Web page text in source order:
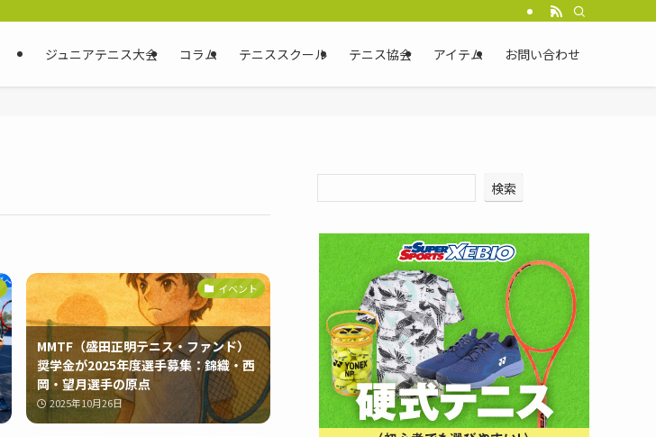
ジュニアテニス大会 コラム テニススクール テニス協会 アイテム お問い合わせ
イベント
MMTF（盛田正明テニス・ファンド）
奨学金が2025年度選手募集：錦織・西
岡・望月選手の原点
2025年10月26日
検索